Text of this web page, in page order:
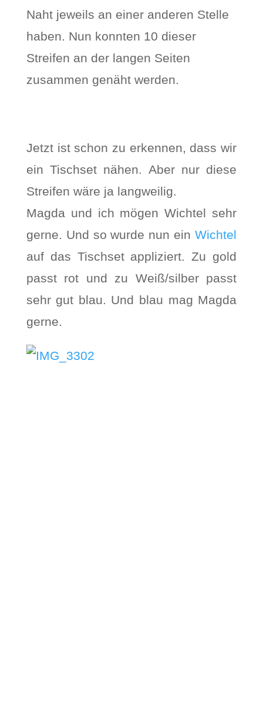
Naht jeweils an einer anderen Stelle
haben. Nun konnten 10 dieser
Streifen an der langen Seiten
zusammen genäht werden.
Jetzt ist schon zu erkennen, dass wir
ein Tischset nähen. Aber nur diese
Streifen wäre ja langweilig.
Magda und ich mögen Wichtel sehr
gerne. Und so wurde nun einWichtel
auf das Tischset appliziert. Zu gold
passt rot und zu Weiß/silber passt
sehr gut blau. Und blau mag Magda
gerne.